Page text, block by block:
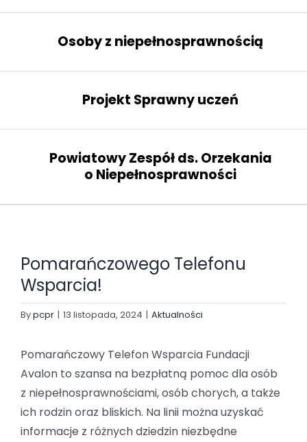
Osoby z niepełnosprawnością
Projekt Sprawny uczeń
Powiatowy Zespół ds. Orzekania
o Niepełnosprawności
Pomarańczowego Telefonu
Wsparcia!
Bypcpr | 13 listopada, 2024 | Aktualności
Pomarańczowy Telefon Wsparcia Fundacji
Avalon to szansa na bezpłatną pomoc dla osób
z niepełnosprawnościami, osób chorych, a także
ich rodzin oraz bliskich. Na linii można uzyskać
informacje z różnych dziedzin niezbędne